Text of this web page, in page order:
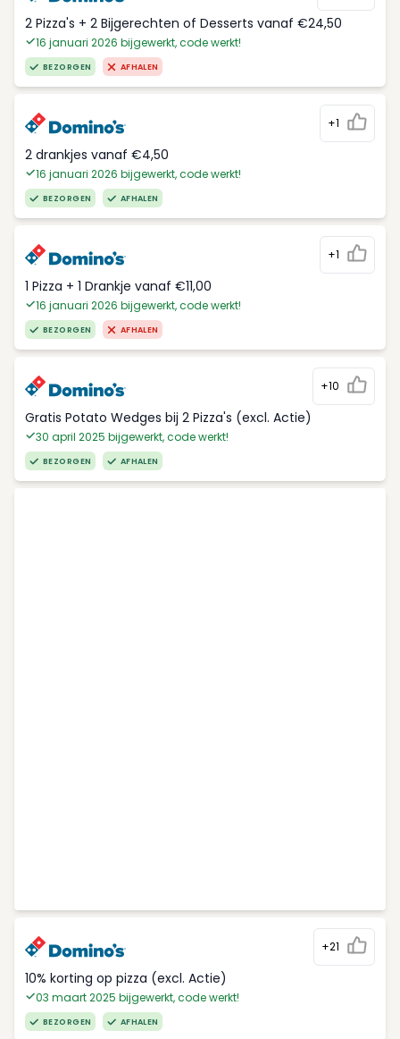
2 Pizza's + 2 Bijgerechten of Desserts vanaf €24,50
16 januari 2026 bijgewerkt, code werkt!
BEZORGEN AFHALEN
+1
2 drankjes vanaf €4,50
16 januari 2026 bijgewerkt, code werkt!
BEZORGEN AFHALEN
+1
1 Pizza + 1 Drankje vanaf €11,00
16 januari 2026 bijgewerkt, code werkt!
BEZORGEN AFHALEN
+10
Gratis Potato Wedges bij 2 Pizza's (excl. Actie)
30 april 2025 bijgewerkt, code werkt!
BEZORGEN AFHALEN
+21
10% korting op pizza (excl. Actie)
03 maart 2025 bijgewerkt, code werkt!
BEZORGEN AFHALEN